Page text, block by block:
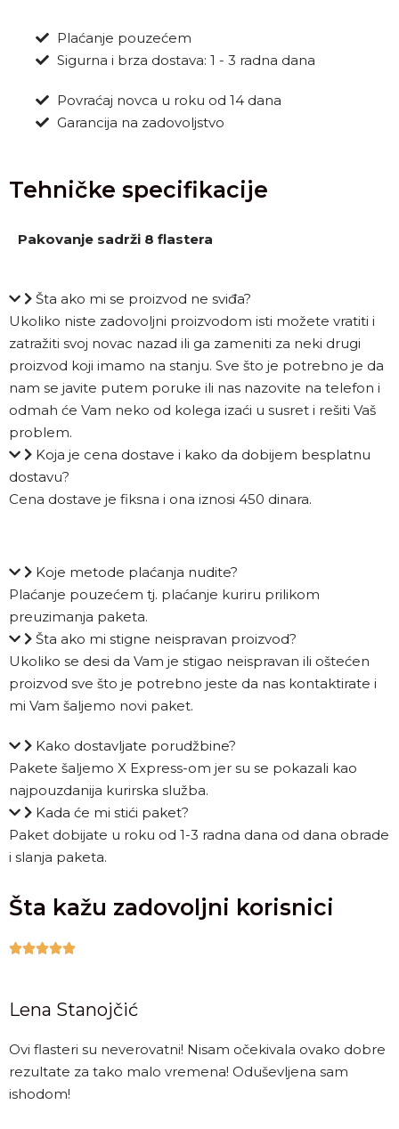
Plaćanje pouzećem
Sigurna i brza dostava: 1 - 3 radna dana
Povraćaj novca u roku od 14 dana
Garancija na zadovoljstvo
Tehničke specifikacije
Pakovanje sadrži 8 flastera
Šta ako mi se proizvod ne sviđa?
Ukoliko niste zadovoljni proizvodom isti možete vratiti i
zatražiti svoj novac nazad ili ga zameniti za neki drugi
proizvod koji imamo na stanju. Sve što je potrebno je da
nam se javite putem poruke ili nas nazovite na telefon i
odmah će Vam neko od kolega izaći u susret i rešiti Vaš
problem.
Koja je cena dostave i kako da dobijem besplatnu
dostavu?
Cena dostave je fiksna i ona iznosi 450 dinara.
Koje metode plaćanja nudite?
Plaćanje pouzećem tj. plaćanje kuriru prilikom
preuzimanja paketa.
Šta ako mi stigne neispravan proizvod?
Ukoliko se desi da Vam je stigao neispravan ili oštećen
proizvod sve što je potrebno jeste da nas kontaktirate i
mi Vam šaljemo novi paket.
Kako dostavljate porudžbine?
Pakete šaljemo X Express-om jer su se pokazali kao
najpouzdanija kurirska služba.
Kada će mi stići paket?
Paket dobijate u roku od 1-3 radna dana od dana obrade
i slanja paketa.
Šta kažu zadovoljni korisnici

Lena Stanojčić
Ovi flasteri su neverovatni! Nisam očekivala ovako dobre
rezultate za tako malo vremena! Oduševljena sam
ishodom!